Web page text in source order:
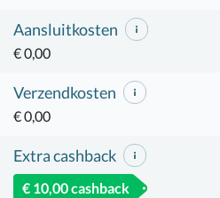
Aansluitkosten
€ 0,00
Verzendkosten
€ 0,00
Extra cashback
€ 10,00 cashback